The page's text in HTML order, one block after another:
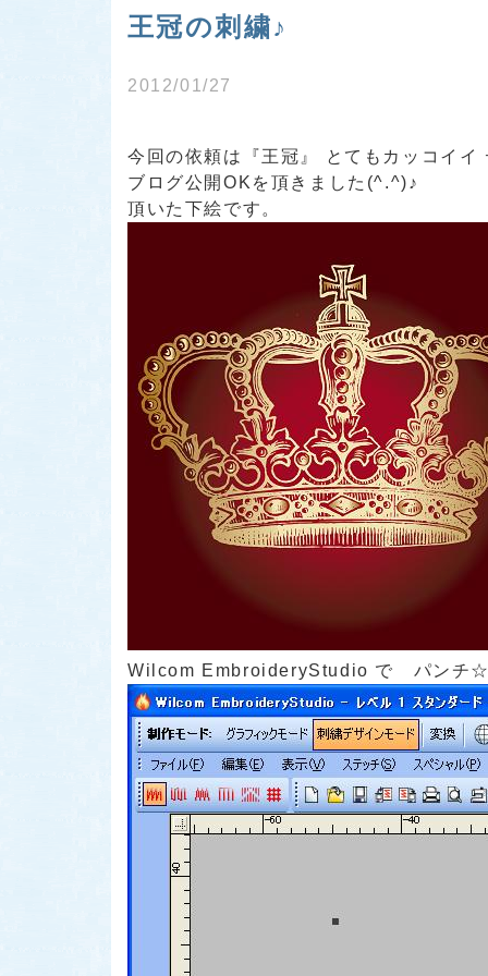
王冠の刺繍♪
2012/01/27
今回の依頼は 『王冠』
とてもカッコイイ
ブログ公開OKを頂きました(^.^)♪
頂いた下絵です。
Wilcom EmbroideryStudio で パンチ